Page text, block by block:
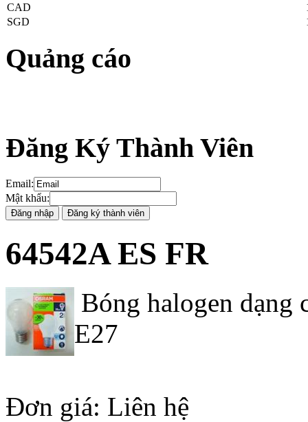
CAD
SGD
Quảng cáo
Đăng Ký Thành Viên
Email:
Mật khẩu:
64542A ES FR
Bóng halogen dạng
E27
Đơn giá: Liên hệ